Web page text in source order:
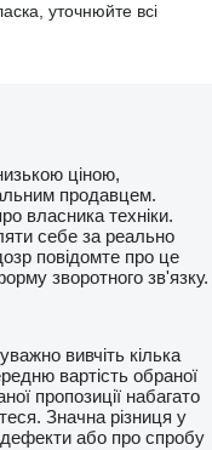
уточнюйте всі
ціною,
продавцем.
власника техніки.
себе за реально
повідомте про це
зворотного зв'язку.
вивчіть кілька
вартість обраної
пропозиції набагато
Значна різниця у
дефекти або про спробу